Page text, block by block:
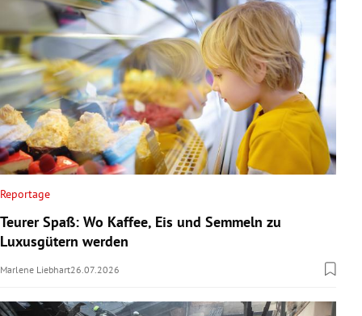
Reportage
Teurer Spaß: Wo Kaffee, Eis und Semmeln zu
Luxusgütern werden
Marlene Liebhart26.07.2026